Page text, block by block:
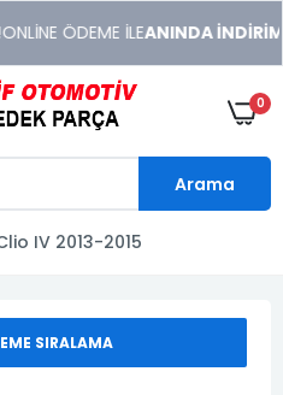
ÖDEME İLEANINDA İNDİRİM !
0
Arama
IV 2013-2015
SIRALAMA